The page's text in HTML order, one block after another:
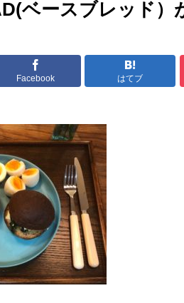
ベースブレッド）
Facebook はてブ